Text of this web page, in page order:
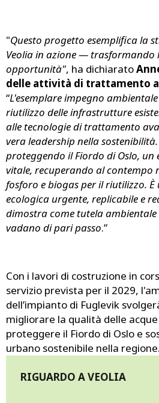
"Questo progetto esemplifica la
Veolia in azione — trasformando
opportunità", ha dichiarato
delle attività di trattamento
“L'esemplare impegno ambientale
riutilizzo delle infrastrutture
alle tecnologie di trattamento
vera leadership nella
proteggendo il Fiordo di Oslo, un
vitale, recuperando al contempo
fosforo e biogas per il riutilizzo.
ecologica urgente, replicabile e
dimostra come tutela ambientale
vadano di pari passo.”
Con i lavori di costruzione in
servizio prevista per il 2029,
dell’impianto di Fuglevik
migliorare la qualità delle
proteggere il Fiordo di Oslo e
urbano sostenibile nella regione.
RIGUARDO A VEOLIA